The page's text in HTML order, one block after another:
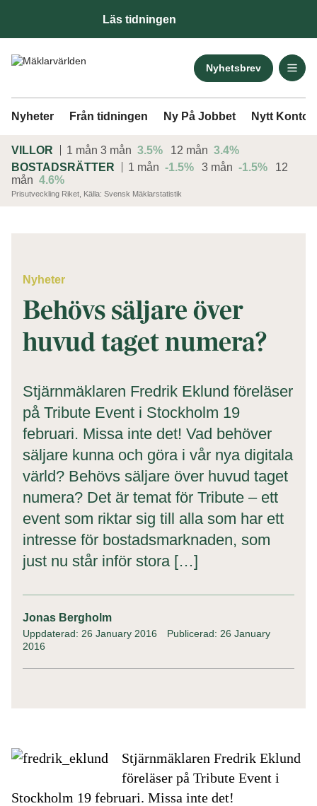
Läs tidningen
Nyhetsbrev
Nyheter Från tidningen Ny På Jobbet Nytt Kontor
VILLOR 1 mån 3 mån 3.5% 12 mån 3.4%
BOSTADSRÄTTER
1 mån -1.5% 3 mån -1.5%
12
mån 4.6%
Prisutveckling Riket, Källa: Svensk Mäklarstatistik
ANNONS
Nyheter
Behövs säljare över
huvud taget numera?
Stjärnmäklaren Fredrik Eklund föreläser
på Tribute Event i Stockholm 19
februari. Missa inte det! Vad behöver
säljare kunna och göra i vår nya digitala
värld? Behövs säljare över huvud taget
numera? Det är temat för Tribute – ett
event som riktar sig till alla som har ett
intresse för bostadsmarknaden, som
just nu står inför stora […]
Jonas Bergholm
Uppdaterad: 26 January 2016
Publicerad: 26 January
2016
Stjärnmäklaren Fredrik Eklund
föreläser på Tribute Event i
Stockholm 19 februari. Missa inte det!